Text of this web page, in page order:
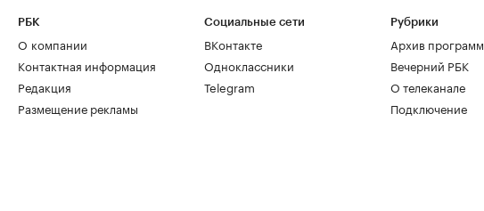
РБК
О компании
Контактная информация
Редакция
Размещение рекламы
Социальные сети
ВКонтакте
Одноклассники
Telegram
Рубрики
Архив программ
Вечерний РБК
О телеканале
Подключение